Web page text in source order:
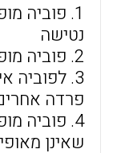
1. פוביה
נטישה
2. פוביה מופיעה בבית הספר ולא בבית
3. לפוביה
פרדה
4. פוביה
שאינן